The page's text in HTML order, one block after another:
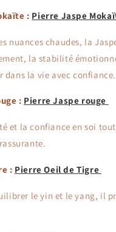
: Pierre Jaspe
nuances chaudes, la
la stabilité
dans la vie avec confiance.
: Pierre Jaspe rouge
et la confiance en soi
: Pierre Oeil de Tigre
le yin et le yang, il